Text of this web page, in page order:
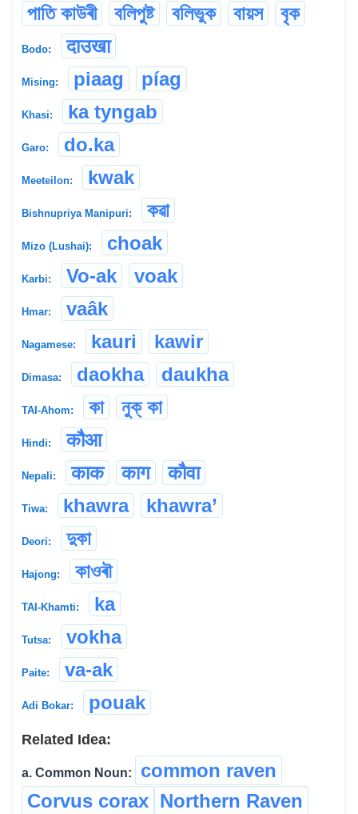
পাতি কাউৰী
বলিপুষ্ট বলিভুক বায়স বৃক
Bodo: दाउखा
Mising: piaag píag
Khasi: ka tyngab
Garo: do.ka
Meeteilon: kwak
Bishnupriya Manipuri: কৱা
Mizo (Lushai): choak
Karbi: Vo-ak voak
Hmar: vaâk
Nagamese: kauri kawir
Dimasa: daokha daukha
TAI-Ahom: কা নুক্ কা
Hindi: कौआ
Nepali: काक काग कौवा
Tiwa: khawra khawra’
Deori: দুকা
Hajong: কাওৰৗ
TAI-Khamti: ka
Tutsa: vokha
Paite: va-ak
Adi Bokar: pouak
Related Idea:
a. Common Noun:
common raven
Corvus corax Northern Raven